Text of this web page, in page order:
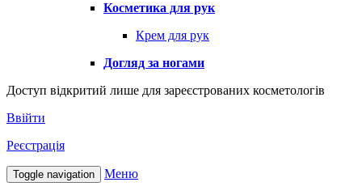
Косметика для рук
Крем для рук
Догляд за ногами
Доступ відкритий лише для зареєстрованих косметологів
Ввійти
Реєстрація
Toggle navigation Меню